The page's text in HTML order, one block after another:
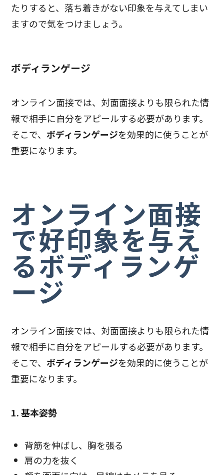
たりすると、落ち着きがない印象を与えてしまい
ますので気をつけましょう。
ボディランゲージ
オンライン面接では、対面面接よりも限られた情
報で相手に自分をアピールする必要があります。
そこで、 ボディランゲージを効果的に使うことが
重要になります。
オンライン面接
で好印象を与え
るボディランゲ
ージ
オンライン面接では、対面面接よりも限られた情
報で相手に自分をアピールする必要があります。
そこで、 ボディランゲージを効果的に使うことが
重要になります。
1. 基本姿勢
背筋を伸ばし、胸を張る
肩の力を抜く